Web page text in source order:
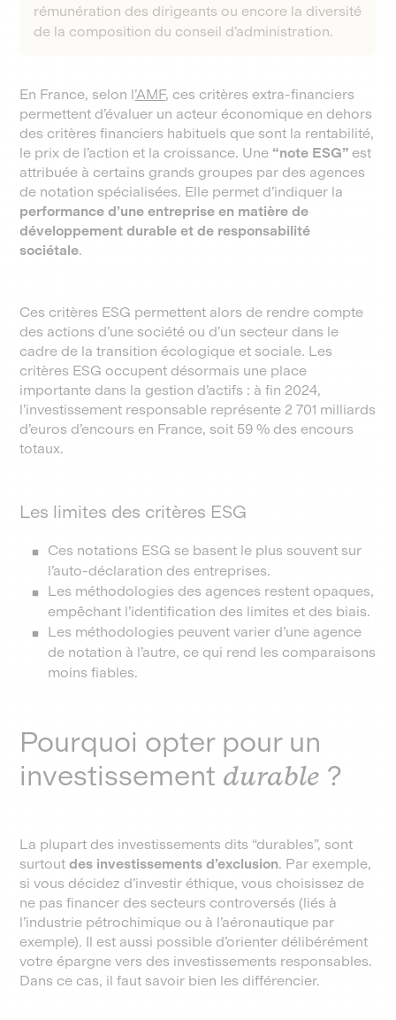
rémunération des dirigeants ou encore la diversité
de la composition du conseil d’administration.
En France, selon l’AMF, ces critères extra-financiers
permettent d’évaluer un acteur économique en dehors
des critères financiers habituels que sont la rentabilité,
le prix de l’action et la croissance. Une “note ESG” est
attribuée à certains grands groupes par des agences
de notation spécialisées. Elle permet d’indiquer la
performance d’une entreprise en matière de
développement durable et de responsabilité
sociétale.
Ces critères ESG permettent alors de rendre compte
des actions d’une société ou d’un secteur dans le
cadre de la transition écologique et sociale. Les
critères ESG occupent désormais une place
importante dans la gestion d’actifs : à fin 2024,
l’investissement responsable représente 2 701 milliards
d’euros d’encours en France, soit 59 % des encours
totaux.
Les limites des critères ESG
Ces notations ESG se basent le plus souvent sur
l’auto-déclaration des entreprises.
Les méthodologies des agences restent opaques,
empêchant l’identification des limites et des biais.
Les méthodologies peuvent varier d’une agence
de notation à l’autre, ce qui rend les comparaisons
moins fiables.
Pourquoi opter pour un
investissement durable ?
La plupart des investissements dits “durables”, sont
surtoutdes investissements d’exclusion. Par exemple,
si vous décidez d’investir éthique, vous choisissez de
ne pas financer des secteurs controversés (liés à
l’industrie pétrochimique ou à l’aéronautique par
exemple). Il est aussi possible d’orienter délibérément
votre épargne vers des investissements responsables.
Dans ce cas, il faut savoir bien les différencier.